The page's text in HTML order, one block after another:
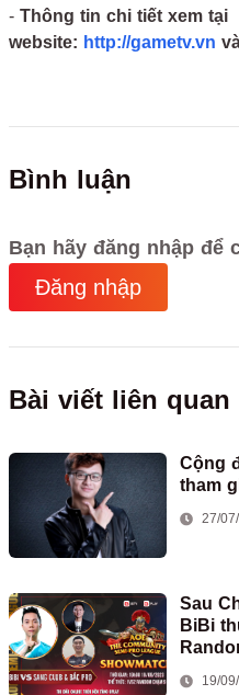
- Thông tin chi tiết xem tại
website: http://gametv.vn
Bình luận
Bạn hãy đăng nhập để
Đăng nhập
Bài viết liên quan
Cộng
tham
27/
Sau
BiBi
19/